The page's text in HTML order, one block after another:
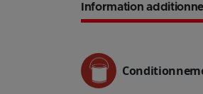
Information